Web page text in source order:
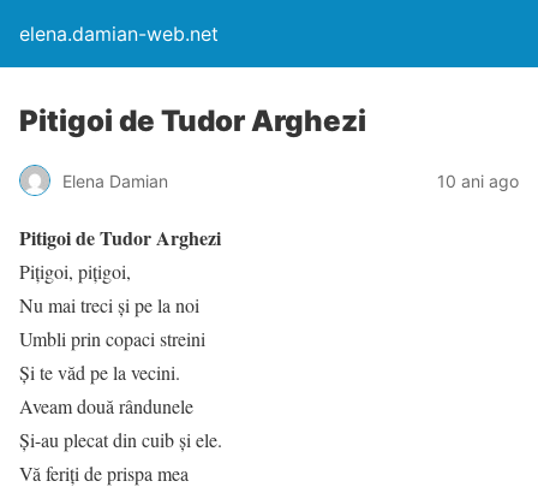
elena.damian-web.net
Pitigoi de Tudor Arghezi
Elena Damian 10 ani ago
Pitigoi de Tudor Arghezi
Piţigoi, piţigoi,
Nu mai treci şi pe la noi
Umbli prin copaci streini
Şi te văd pe la vecini.
Aveam două rândunele
Şi-au plecat din cuib şi ele.
Vă feriţi de prispa mea